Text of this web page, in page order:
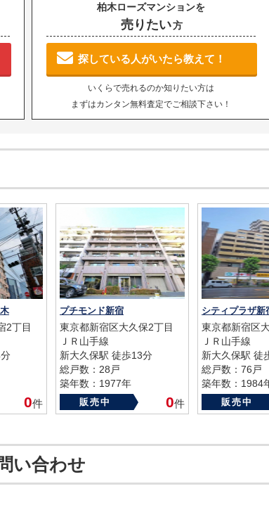
柏木ローズマンションを
売りたい方
探している人がいたら教えて！
いくらで売れるのか知りたい方は
まずはカンタン無料査定でご相談下さい！
2丁目
0件
プチモンド新宿
東京都新宿区大久保2丁目
ＪＲ山手線
新大久保駅 徒歩13分
総戸数：28戸
築年数：1977年
販売中 0件
シティプラザ新
東京都新宿区
ＪＲ山手線
新大久保駅 徒
総戸数：76戸
築年数：1984
販売中
い合わせ